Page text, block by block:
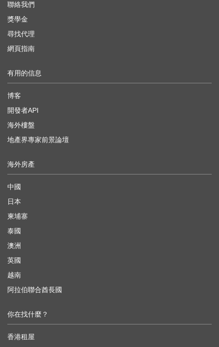
聯絡我們
獎學金
尋找代理
網頁指南
有用的信息
博客
開發者API
海外樓盤
地產界專家前景論壇
海外房產
中國
日本
柬埔寨
泰國
澳洲
英國
越南
阿拉伯聯合酋長國
你在找什麼？
香港租屋